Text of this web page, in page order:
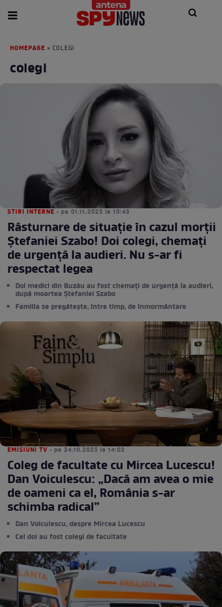
HOMEPAGE » COLEGI
colegi
STIRI INTERNE • pe 01.11.2025 la 10:43
Răsturnare de situație în cazul morții
Ștefaniei Szabo! Doi colegi, chemați
de urgență la audieri. Nu s-ar fi
respectat legea
Doi medici din Buzău au fost chemați de urgență la audieri,
după moartea Ștefaniei Szabo
Familia se pregătește, între timp, de înmormântare
EMISIUNI TV • pe 24.10.2025 la 14:02
Coleg de facultate cu Mircea Lucescu!
Dan Voiculescu: „Dacă am avea o mie
de oameni ca el, România s-ar
schimba radical”
Dan Voiculescu, despre Mircea Lucescu
Cei doi au fost colegi de facultate